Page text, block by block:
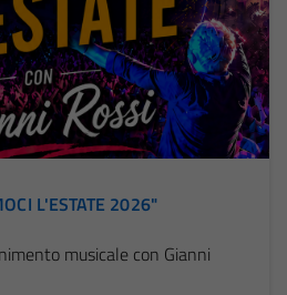
L'ESTATE 2026"
musicale con Gianni